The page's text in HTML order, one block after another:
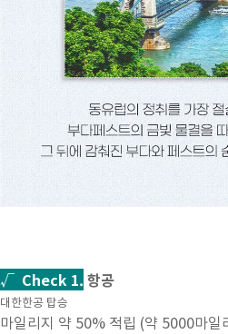
√ Check 1. 항공
대한한공 탑승
마일리지 약 50% 적립 (약 5000마일